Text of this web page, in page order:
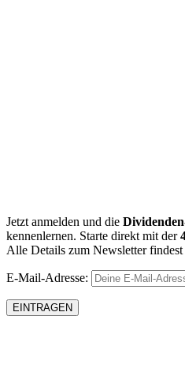
Jetzt anmelden und die
kennenlernen. Starte direkt mit der
Alle Details zum Newsletter findest
E-Mail-Adresse: